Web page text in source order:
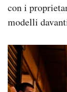
con i
modelli